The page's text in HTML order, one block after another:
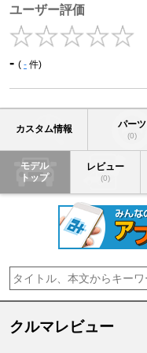
ユーザー評価
- ( - 件)
カスタム情報 パーツ
(0)
モデル
トップ
レビュー
(0)
クルマレビュー